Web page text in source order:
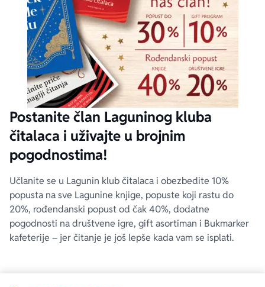
Postanite član Laguninog kluba
čitalaca i uživajte u brojnim
pogodnostima!
Učlanite se u Lagunin klub čitalaca i obezbedite 10%
popusta na sve Lagunine knjige, popuste koji rastu do
20%, rođendanski popust od čak 40%, dodatne
pogodnosti na društvene igre, gift asortiman i Bukmarker
kafeterije – jer čitanje je još lepše kada vam se isplati.